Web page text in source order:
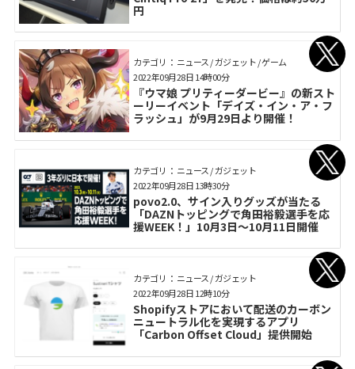
円
カテゴリ： ニュース / ガジェット / ゲーム
『ウマ娘 プリティーダービー』の新スト
ーリーイベント「デイズ・イン・ア・フ
ラッシュ」が9月29日より開催！
2022年09月28日 14時00分
カテゴリ： ニュース / ガジェット
povo2.0、サイン入りグッズが当たる
「DAZNトッピングで角田裕毅選手を応
援WEEK！」10月3日～10月11日開催
2022年09月28日 13時30分
カテゴリ： ニュース / ガジェット
Shopifyストアにおいて配送のカーボン
ニュートラル化を実現するアプリ
「Carbon Offset Cloud」提供開始
2022年09月28日 12時10分